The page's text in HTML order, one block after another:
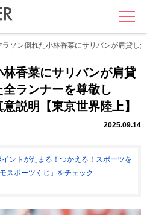
MENU
ラソン倒れた小林香菜にサリバンが肩貸
香菜にサリバンが肩貸
ランナーを尊敬し
説明【東京世界陸上】
2025.09.14
ントがたまる！つかえる！スポーツを
スポーツくじ」をチェック